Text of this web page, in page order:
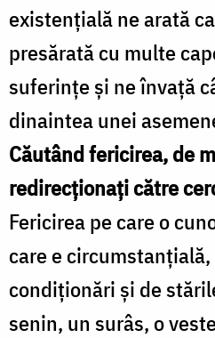
existenţială ne arată
presărată cu multe
suferinţe şi ne învaţă
dinaintea unei
Căutând fericirea, de
redirecţionaţi către
Fericirea pe care o
care e
condiţionări şi de
senin, un surâs, o